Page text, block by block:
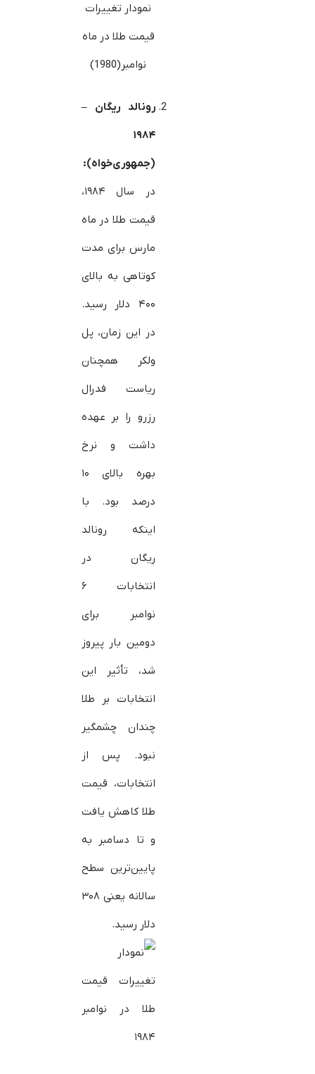
نمودار تغییرات
قیمت طلا در ماه
نوامبر(1980)
رونالد ریگان –
۱۹۸۴
(جمهوری‌خواه):
در سال ۱۹۸۴،
قیمت طلا در ماه
مارس برای مدت
کوتاهی به بالای
۴۰۰ دلار رسید.
در این زمان، پل
ولکر همچنان
ریاست فدرال
رزرو را بر عهده
داشت و نرخ
بهره بالای ۱۰
درصد بود. با
اینکه رونالد
ریگان در
انتخابات ۶
نوامبر برای
دومین بار پیروز
شد، تأثیر این
انتخابات بر طلا
چندان چشمگیر
نبود. پس از
انتخابات، قیمت
طلا کاهش یافت
و تا دسامبر به
پایین‌ترین سطح
سالانه یعنی ۳۰۸
دلار رسید.